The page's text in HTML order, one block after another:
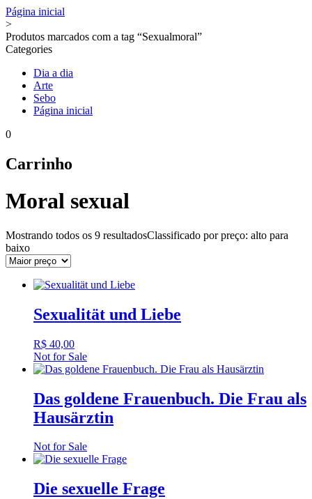
Página inicial
>
Produtos marcados com a tag “Sexualmoral”
Categories
Dia a dia
Arte
Sebo
Página inicial
0
Carrinho
Moral sexual
Mostrando todos os 9 resultadosClassificado por preço: alto para
baixo
Sexualität und Liebe
R$ 40,00
Not for Sale
Das goldene Frauenbuch. Die Frau als
Hausärztin
Not for Sale
Die sexuelle Frage